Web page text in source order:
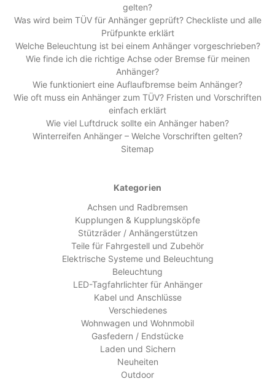
gelten?
Was wird beim TÜV für Anhänger geprüft? Checkliste und alle
Prüfpunkte erklärt
Welche Beleuchtung ist bei einem Anhänger vorgeschrieben?
Wie finde ich die richtige Achse oder Bremse für meinen
Anhänger?
Wie funktioniert eine Auflaufbremse beim Anhänger?
Wie oft muss ein Anhänger zum TÜV? Fristen und Vorschriften
einfach erklärt
Wie viel Luftdruck sollte ein Anhänger haben?
Winterreifen Anhänger – Welche Vorschriften gelten?
Sitemap
Kategorien
Achsen und Radbremsen
Kupplungen & Kupplungsköpfe
Stützräder / Anhängerstützen
Teile für Fahrgestell und Zubehör
Elektrische Systeme und Beleuchtung
Beleuchtung
LED-Tagfahrlichter für Anhänger
Kabel und Anschlüsse
Verschiedenes
Wohnwagen und Wohnmobil
Gasfedern / Endstücke
Laden und Sichern
Neuheiten
Outdoor